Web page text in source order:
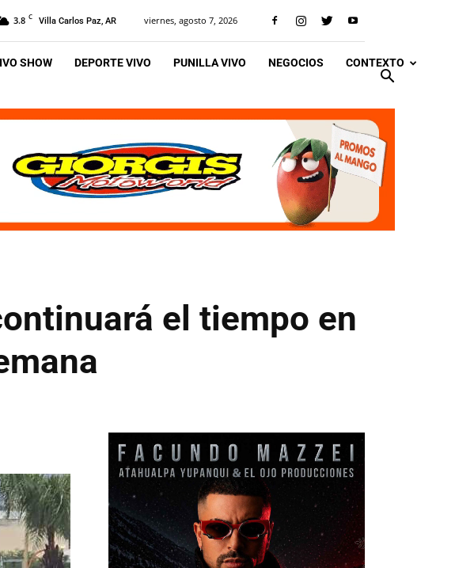
3.8 C Villa Carlos Paz, AR viernes, agosto 7, 2026
SHOW DEPORTE VIVO PUNILLA VIVO NEGOCIOS CONTEXTO
el tiempo en